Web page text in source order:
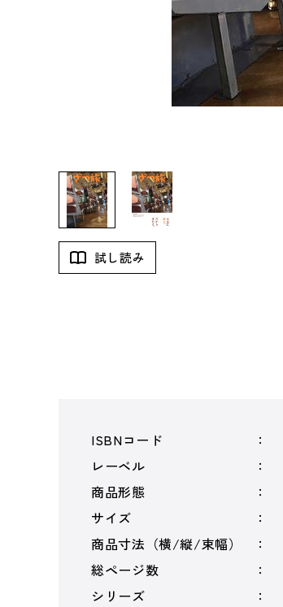
試し読み
ISBNコード
レーベル
商品形態
サイズ
商品寸法（横/縦/束幅）
総ページ数
シリーズ